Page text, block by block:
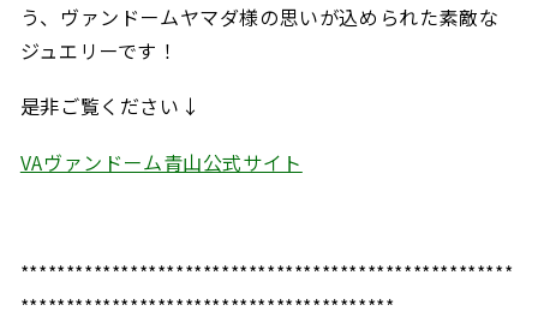
う、ヴァンドームヤマダ様の思いが込められた素敵な
ジュエリーです！
是非ご覧ください↓
VAヴァンドーム青山公式サイト
******************************************************
*****************************************